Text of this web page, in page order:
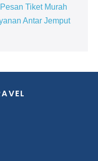
Tiket Murah
Antar Jemput